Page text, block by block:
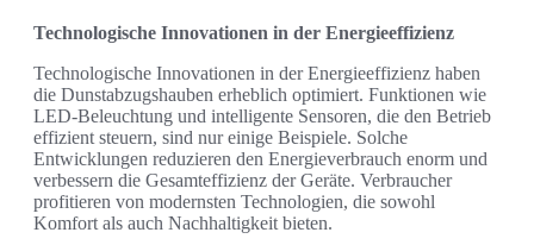
Technologische Innovationen in der Energieeffizienz
Technologische Innovationen in der Energieeffizienz haben
die Dunstabzugshauben erheblich optimiert. Funktionen wie
LED-Beleuchtung und intelligente Sensoren, die den Betrieb
effizient steuern, sind nur einige Beispiele. Solche
Entwicklungen reduzieren den Energieverbrauch enorm und
verbessern die Gesamteffizienz der Geräte. Verbraucher
profitieren von modernsten Technologien, die sowohl
Komfort als auch Nachhaltigkeit bieten.